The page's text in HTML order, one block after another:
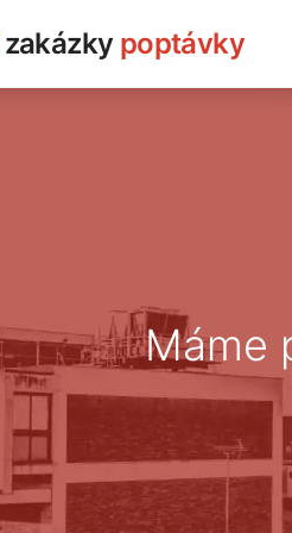
zakázky poptávky
Máme